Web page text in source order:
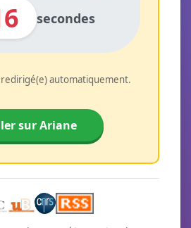
secondes
automatiquement.
sur Ariane